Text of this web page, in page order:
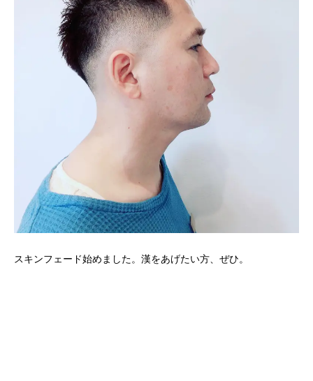
スキンフェード始めました。漢をあげたい方、ぜひ。